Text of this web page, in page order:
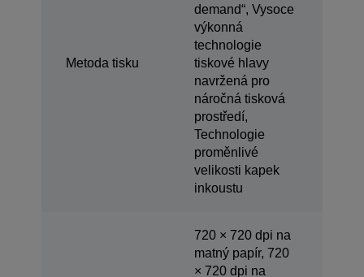
Metoda tisku
demand“, Vysoce
výkonná
technologie
tiskové hlavy
navržená pro
náročná tisková
prostředí,
Technologie
proměnlivé
velikosti kapek
inkoustu
720 × 720 dpi na
matný papír, 720
× 720 dpi na